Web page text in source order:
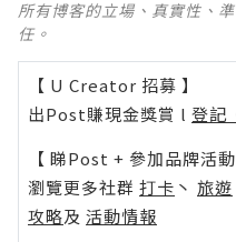
所有博客的立場、真實性、
任。
【 U Creator 招募 】
出Post賺現金獎賞 l 登記
【 睇Post + 參加品牌活動
瀏覽更多社群 打卡 丶 旅遊
攻略及 活動情報